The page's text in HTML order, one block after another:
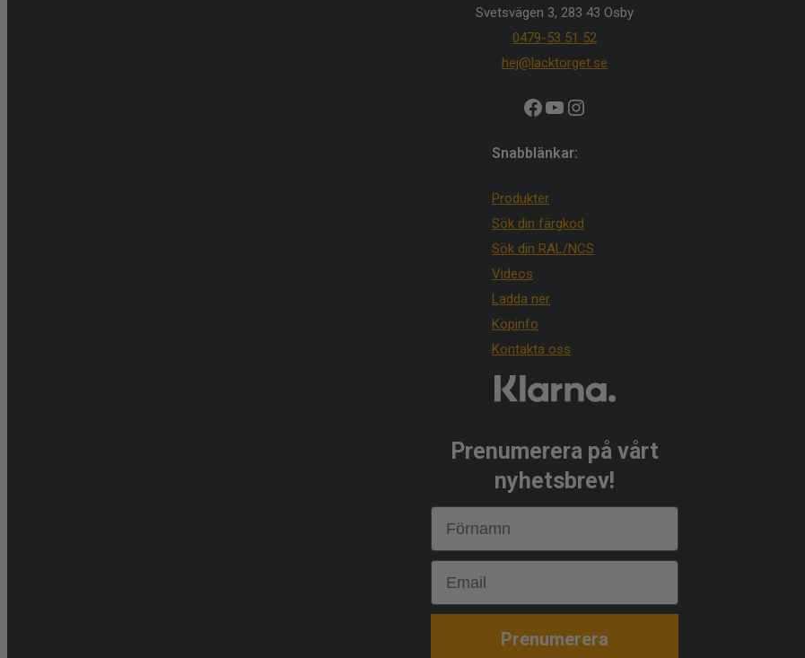
Svetsvägen 3, 283 43 Osby
0479-53 51 52
hej@lacktorget.se
Facebook
YouTube
Instagram
Snabblänkar:
Produkter
Sök din färgkod
Sök din RAL/NCS
Videos
Ladda ner
Köpinfo
Kontakta oss
Prenumerera på vårt
nyhetsbrev!
First Name
Email
Prenumerera